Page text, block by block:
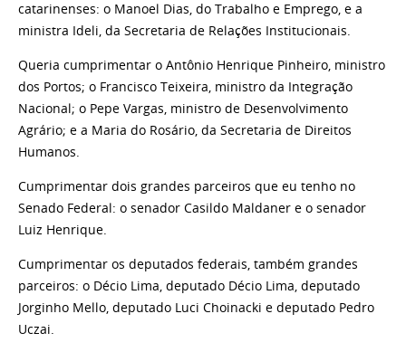
catarinenses: o Manoel Dias, do Trabalho e Emprego, e a
ministra Ideli, da Secretaria de Relações Institucionais.
Queria cumprimentar o Antônio Henrique Pinheiro, ministro
dos Portos; o Francisco Teixeira, ministro da Integração
Nacional; o Pepe Vargas, ministro de Desenvolvimento
Agrário; e a Maria do Rosário, da Secretaria de Direitos
Humanos.
Cumprimentar dois grandes parceiros que eu tenho no
Senado Federal: o senador Casildo Maldaner e o senador
Luiz Henrique.
Cumprimentar os deputados federais, também grandes
parceiros: o Décio Lima, deputado Décio Lima, deputado
Jorginho Mello, deputado Luci Choinacki e deputado Pedro
Uczai.